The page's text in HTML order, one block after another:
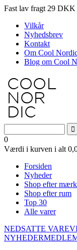
Fast lav fragt 29
Vilkår
Nyhedsbrev
Kontakt
Om Cool
Blog om Cool
0
Værdi i kurven i alt
Forsiden
Nyheder
Shop efter
Shop efter rum
Top 30
Alle varer
NEDSATTE VARE
NYHEDER